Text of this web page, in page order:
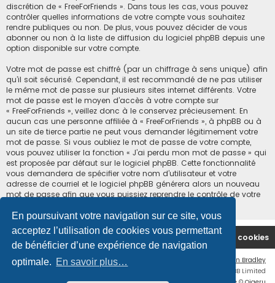
En poursuivant votre navigation sur ce site, vous
acceptez l’utilisation de cookies vous permettant
de bénéficier d’une expérience de navigation
optimale. En savoir plus…
discrétion de « FreeForFriends ». Dans tous les cas, vous pouvez
contrôler quelles informations de votre compte vous souhaitez
rendre publiques ou non. De plus, vous pouvez décider de vous
abonner ou non à la liste de diffusion du logiciel phpBB depuis une
option disponible sur votre compte.
Votre mot de passe est chiffré (par un chiffrage à sens unique) afin
qu’il soit sécurisé. Cependant, il est recommandé de ne pas utiliser
le même mot de passe sur plusieurs sites internet différents. Votre
mot de passe est le moyen d’accès à votre compte sur
« FreeForFriends », veillez donc à le conservez précieusement. En
aucun cas une personne affiliée à « FreeForFriends », à phpBB ou à
un site de tierce partie ne peut vous demander légitimement votre
mot de passe. Si vous oubliez le mot de passe de votre compte,
vous pouvez utiliser la fonction « J’ai perdu mon mot de passe » qui
est proposée par défaut sur le logiciel phpBB. Cette fonctionnalité
vous demandera de spécifier votre nom d’utilisateur et votre
adresse de courriel et le logiciel phpBB générera alors un nouveau
mot de passe afin que vous puissiez reprendre le contrôle de votre
Accueil du forum Supprimer les cookies
Ian Bradley
® Forum Software © phpBB Limited